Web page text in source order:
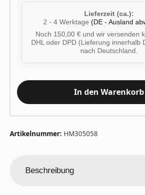
Lieferzeit (ca.):
2 - 4 Werktage (DE - Ausland
Noch 150,00 € und wir versenden
DHL oder DPD (Lieferung innerhalb
nach Deutschland.
In den Warenkorb
Artikelnummer: HM305058
Beschreibung